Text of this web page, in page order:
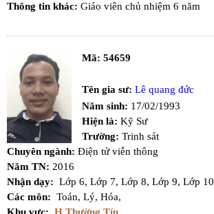
Thông tin khác: Giáo viên chủ nhiệm 6 năm
Mã: 54659
Tên gia sư: Lê quang đức
Năm sinh: 17/02/1993
Hiện là: Kỹ Sư
Trường: Trinh sát
Chuyên ngành: Điện tử viễn thông
Năm TN: 2016
Nhận dạy: Lớp 6, Lớp 7, Lớp 8, Lớp 9, Lớp
Các môn: Toán, Lý, Hóa,